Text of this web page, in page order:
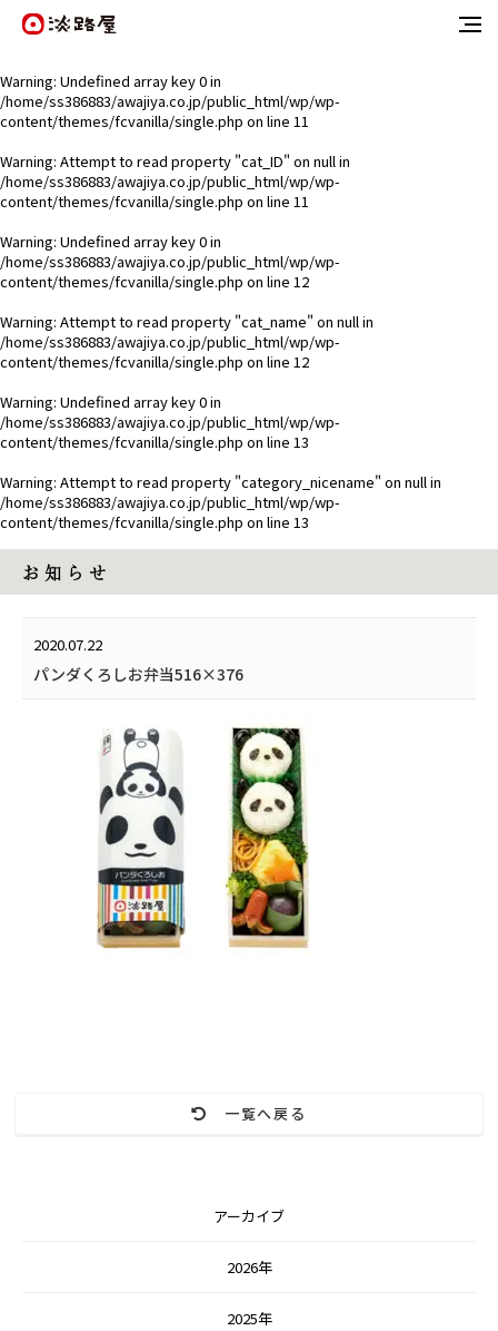
Warning: Undefined array key 0 in
/home/ss386883/awajiya.co.jp/public_html/wp/wp-
content/themes/fcvanilla/single.php on line 11
Warning: Attempt to read property "cat_ID" on null in
/home/ss386883/awajiya.co.jp/public_html/wp/wp-
content/themes/fcvanilla/single.php on line 11
Warning: Undefined array key 0 in
/home/ss386883/awajiya.co.jp/public_html/wp/wp-
content/themes/fcvanilla/single.php on line 12
Warning: Attempt to read property "cat_name" on null in
/home/ss386883/awajiya.co.jp/public_html/wp/wp-
content/themes/fcvanilla/single.php on line 12
Warning: Undefined array key 0 in
/home/ss386883/awajiya.co.jp/public_html/wp/wp-
content/themes/fcvanilla/single.php on line 13
Warning: Attempt to read property "category_nicename" on null in
/home/ss386883/awajiya.co.jp/public_html/wp/wp-
content/themes/fcvanilla/single.php on line 13
お 知 ら せ
2020.07.22
パンダくろしお弁当516×376
一覧へ戻る
アーカイブ
2026年
2025年